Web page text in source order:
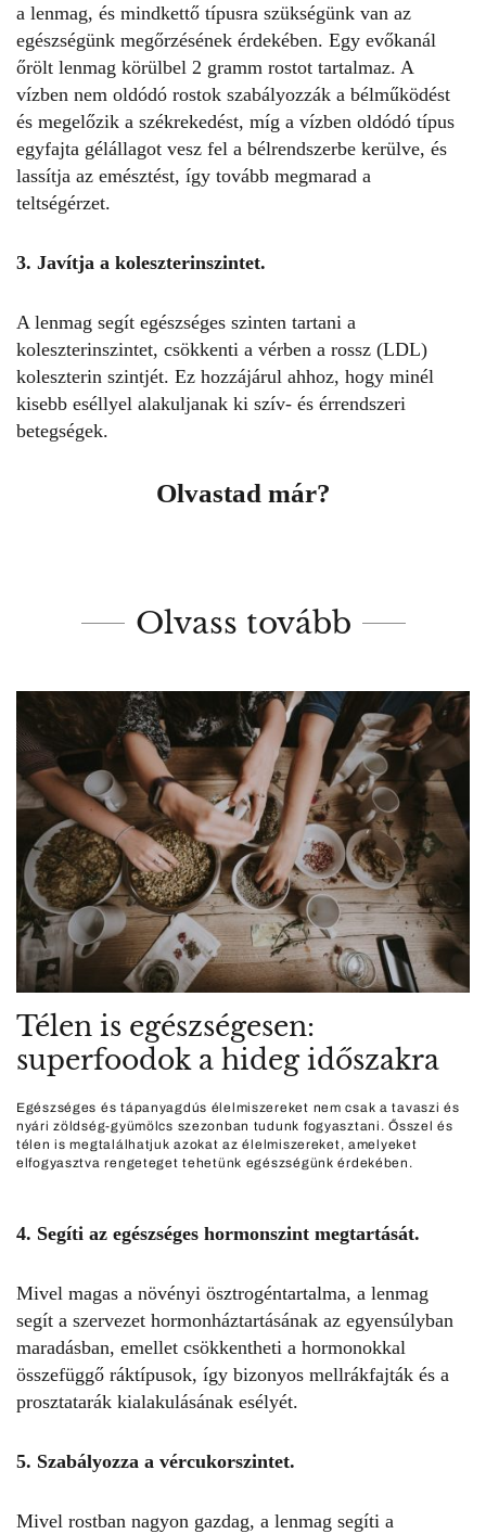
a lenmag, és mindkettő típusra szükségünk van az
egészségünk megőrzésének érdekében. Egy evőkanál
őrölt lenmag körülbel 2 gramm rostot tartalmaz. A
vízben nem oldódó rostok szabályozzák a bélműködést
és megelőzik a székrekedést, míg a vízben oldódó típus
egyfajta gélállagot vesz fel a bélrendszerbe kerülve, és
lassítja az emésztést, így tovább megmarad a
teltségérzet.
3. Javítja a koleszterinszintet.
A lenmag segít egészséges szinten tartani a
koleszterinszintet, csökkenti a vérben a rossz (LDL)
koleszterin szintjét. Ez hozzájárul ahhoz, hogy minél
kisebb eséllyel alakuljanak ki szív- és érrendszeri
betegségek.
Olvastad már?
Olvass tovább
Télen is egészségesen:
superfoodok a hideg időszakra
Egészséges és tápanyagdús élelmiszereket nem csak a tavaszi és
nyári zöldség-gyümölcs szezonban tudunk fogyasztani. Ősszel és
télen is megtalálhatjuk azokat az élelmiszereket, amelyeket
elfogyasztva rengeteget tehetünk egészségünk érdekében.
4. Segíti az egészséges hormonszint megtartását.
Mivel magas a növényi ösztrogéntartalma, a lenmag
segít a szervezet hormonháztartásának az egyensúlyban
maradásban, emellet csökkentheti a hormonokkal
összefüggő ráktípusok, így bizonyos mellrákfajták és a
prosztatarák kialakulásának esélyét.
5. Szabályozza a vércukorszintet.
Mivel rostban nagyon gazdag, a lenmag segíti a